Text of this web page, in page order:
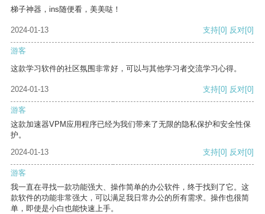
梯子神器，ins随便看，美美哒！
2024-01-13 支持[0] 反对[0]
游客
这款学习软件的社区氛围非常好，可以与其他学习者交流学习心得。
2024-01-13 支持[0] 反对[0]
游客
这款加速器VPM应用程序已经为我们带来了无限的隐私保护和安全性保
护。
2024-01-13
支持[0] 反对[0]
游客
我一直在寻找一款功能强大、操作简单的办公软件，终于找到了它。这
款软件的功能非常强大，可以满足我日常办公的所有需求。操作也很简
单，即使是小白也能快速上手。